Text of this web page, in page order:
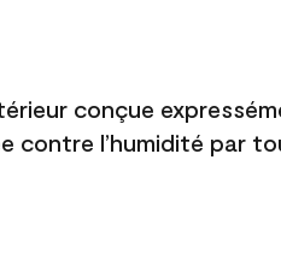
conçue
contre l’humidité par